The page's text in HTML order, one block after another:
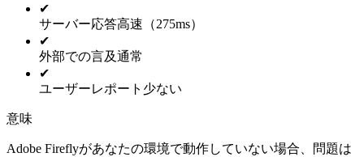
✔
サーバー応答高速（275ms）
✔
外部での言及通常
✔
ユーザーレポート 少ない
意味
Adobe Fireflyがあなたの環境で動作していない場合、問題は